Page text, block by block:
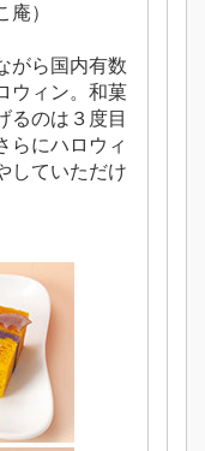
）
がら国内有数
ウィン。和菓
るのは３度目
らにハロウィ
していただけ